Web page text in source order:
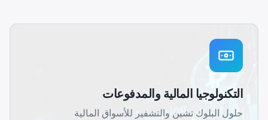
التكنولوجيا المالية والمدفوعات
حلول البلوك تشين والتشفير للأسواق المالية